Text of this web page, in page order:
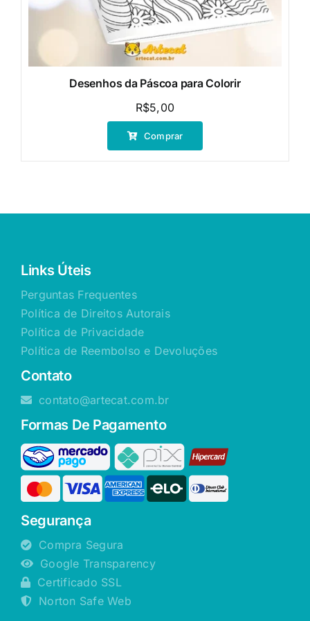
Desenhos da Páscoa para Colorir
R$5,00
Comprar
Links Úteis
Perguntas Frequentes
Política de Direitos Autorais
Política de Privacidade
Política de Reembolso e Devoluções
Contato
contato@artecat.com.br
Formas De Pagamento
Segurança
Compra Segura
Google Transparency
Certificado SSL
Norton Safe Web